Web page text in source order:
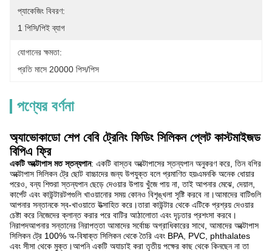
প্যাকেজিং বিবরণ:
1 পিসি/পিই ব্যাগ
যোগানের ক্ষমতা:
প্রতি মাসে 20000 পিস/পিস
পণ্যের বর্ণনা
অ্যাভোকাডো শেপ বেবি ট্রেনিং ফিডিং সিলিকন প্লেট কাস্টমাইজড
বিপিএ ফ্রি
একটি অক্টোপাস মত স্তন্যপান: একটি বাস্তব অক্টোপাসের স্তন্যপান অনুকরণ করে, তিন বগির
অক্টোপাস সিলিকন ট্রে ছোট বাচ্চাদের জন্য উপযুক্ত বলে প্রমাণিত হয়৷এমনকি অনেক ধোয়ার
পরেও, বন্য শিশুরা স্তন্যপান ছেড়ে দেওয়ার উপায় খুঁজে পায় না, তাই আপনার মেঝে, দেয়াল,
কার্পেট এবং কাউন্টারটপগুলি খাওয়ানোর সময় কোনও বিশৃঙ্খলা সৃষ্টি করবে না।আমাদের বাটিগুলি
আপনার সন্তানকে স্ব-খাওয়াতে উত্সাহিত করে।তারা কাউন্টার থেকে এটিকে প্রশ্রয় দেওয়ার
চেষ্টা করে নিজেদের ক্লান্ত করার পরে বাটির আঠালোতা এবং দৃঢ়তার প্রশংসা করবে।
নিরাপদআপনার সন্তানের নিরাপত্তা আমাদের সর্বোচ্চ অগ্রাধিকারের সাথে, আমাদের অক্টোপাস
সিলিকন ট্রে 100% অ-বিষাক্ত সিলিকন থেকে তৈরি এবং BPA, PVC, phthalates
এবং সীসা থেকে মুক্ত।আপনি একটি অযাচাই করা তৃতীয় পক্ষের কাছ থেকে কিনছেন না তা